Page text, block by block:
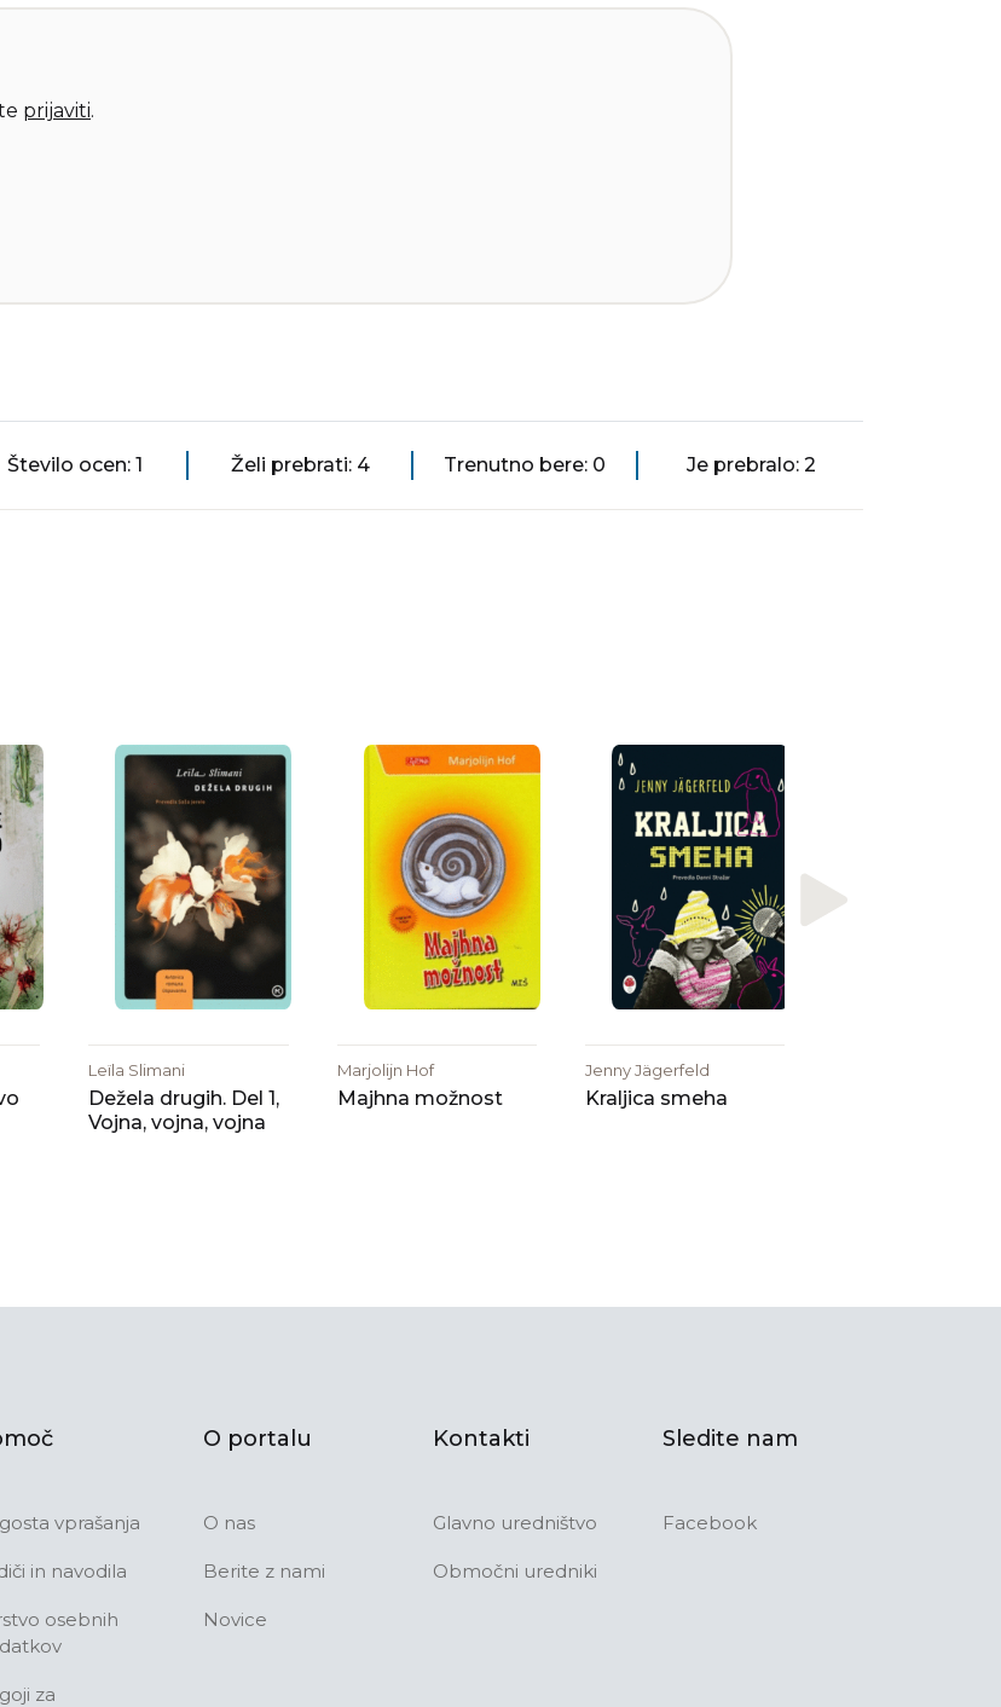
prijaviti.
Število ocen: 1 Želi prebrati: 4 Trenutno bere: 0 Je prebralo: 2
Leïla Slimani
Dežela drugih. Del 1,
Vojna, vojna, vojna
Marjolijn Hof
Majhna možnost
Jenny Jägerfeld
Kraljica smeha
vprašanja
in navodila
osebnih
za
O portalu
O nas
Berite z nami
Novice
Kontakti
Glavno uredništvo
Območni uredniki
Sledite nam
Facebook